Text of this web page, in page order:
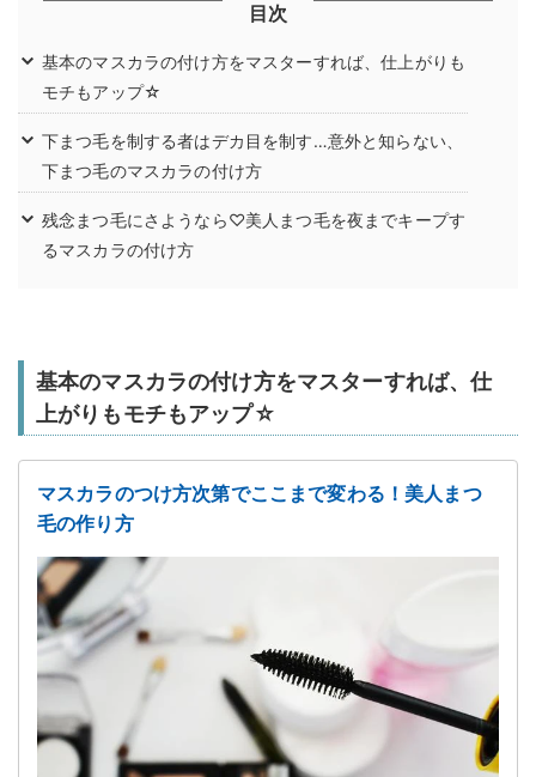
目次
基本のマスカラの付け方をマスターすれば、仕上がりも
モチもアップ☆
下まつ毛を制する者はデカ目を制す…意外と知らない、
下まつ毛のマスカラの付け方
残念まつ毛にさようなら♡美人まつ毛を夜までキープす
るマスカラの付け方
基本のマスカラの付け方をマスターすれば、仕
上がりもモチもアップ☆
マスカラのつけ方次第でここまで変わる！美人まつ
毛の作り方